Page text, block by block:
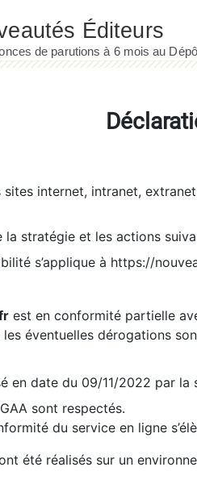
sites internet, intranet,
stratégie et les actions
s’applique à https://
est en conformité partielle
éventuelles dérogations
en date du 09/11/2022 par
sont respectés.
du service en ligne
été réalisés sur un